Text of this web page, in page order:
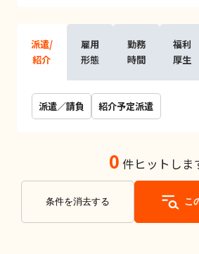
派遣/
紹介
雇用
形態
勤務
時間
福利
厚生
派遣／請負 紹介予定派遣
0 件ヒットしま
条件を消去する こ